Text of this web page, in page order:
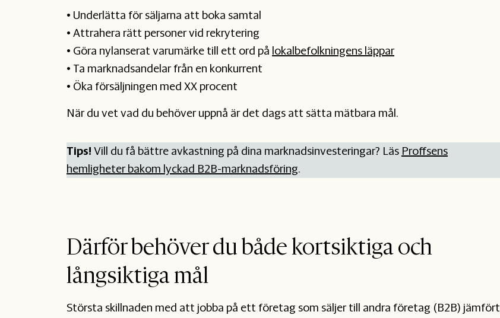
• Underlätta för säljarna att boka samtal
• Attrahera rätt personer vid rekrytering
• Göra nylanserat varumärke till ett ord på lokalbefolkningens läppar
• Ta marknadsandelar från en konkurrent
• Öka försäljningen med XX procent
När du vet vad du behöver uppnå är det dags att sätta mätbara mål.
Tips! Vill du få bättre avkastning på dina marknadsinvesteringar? Läs Proffsens
hemligheter bakom lyckad B2B-marknadsföring.
Därför behöver du både kortsiktiga och
långsiktiga mål
Största skillnaden med att jobba på ett företag som säljer till andra företag (B2B) jämfört